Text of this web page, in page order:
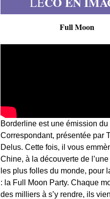
Full Moon
Borderline est une émission du
Correspondant, présentée par
Delus. Cette fois, il vous
Chine, à la découverte de
les plus folles du monde, pour
: la Full Moon Party. Chaque
des milliers à s’y rendre, ils